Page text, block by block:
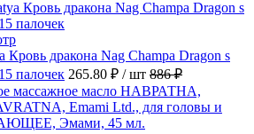
Кровь дракона Nag Champa Dragon s
палочек 265.80 ₽ / шт 886 ₽